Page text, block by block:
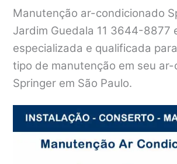
Manutenção ar-condicionado
Jardim Guedala 11 3644-8877
especializada e qualificada
tipo de manutenção em seu
Springer em São Paulo.